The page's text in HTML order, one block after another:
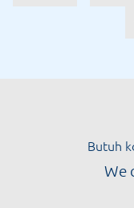
Butuh
We